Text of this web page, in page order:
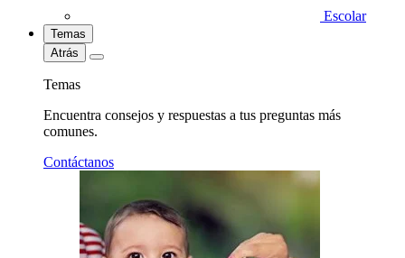
Escolar
Temas
Atrás
Temas
Encuentra consejos y respuestas a tus preguntas más
comunes.
Contáctanos